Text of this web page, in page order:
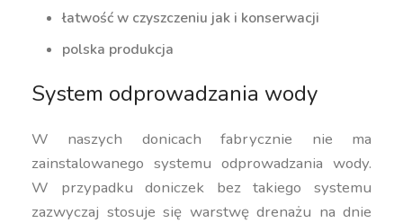
łatwość w czyszczeniu jak i konserwacji
polska produkcja
System odprowadzania wody
W naszych donicach fabrycznie nie ma
zainstalowanego systemu odprowadzania wody.
W przypadku doniczek bez takiego systemu
zazwyczaj stosuje się warstwę drenażu na dnie